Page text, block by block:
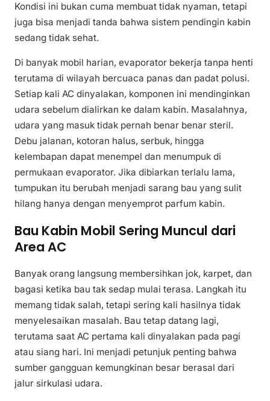
Kondisi ini bukan cuma membuat tidak nyaman, tetapi
juga bisa menjadi tanda bahwa sistem pendingin kabin
sedang tidak sehat.
Di banyak mobil harian, evaporator bekerja tanpa henti
terutama di wilayah bercuaca panas dan padat polusi.
Setiap kali AC dinyalakan, komponen ini mendinginkan
udara sebelum dialirkan ke dalam kabin. Masalahnya,
udara yang masuk tidak pernah benar benar steril.
Debu jalanan, kotoran halus, serbuk, hingga
kelembapan dapat menempel dan menumpuk di
permukaan evaporator. Jika dibiarkan terlalu lama,
tumpukan itu berubah menjadi sarang bau yang sulit
hilang hanya dengan menyemprot parfum kabin.
Bau Kabin Mobil Sering Muncul dari
Area AC
Banyak orang langsung membersihkan jok, karpet, dan
bagasi ketika bau tak sedap mulai terasa. Langkah itu
memang tidak salah, tetapi sering kali hasilnya tidak
menyelesaikan masalah. Bau tetap datang lagi,
terutama saat AC pertama kali dinyalakan pada pagi
atau siang hari. Ini menjadi petunjuk penting bahwa
sumber gangguan kemungkinan besar berasal dari
jalur sirkulasi udara.